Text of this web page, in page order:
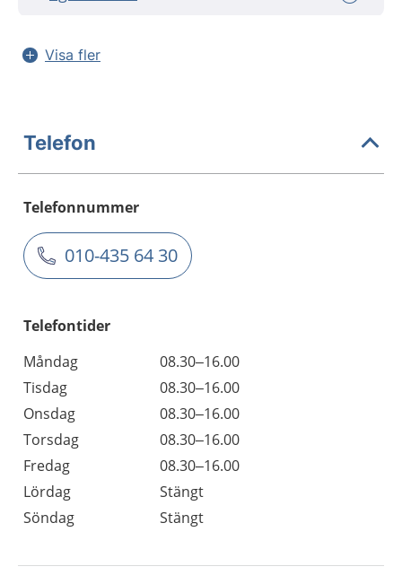
Visa fler
Telefon
Telefonnummer
010-435 64 30
Telefontider
Måndag
08.30–16.00
Tisdag
08.30–16.00
Onsdag
08.30–16.00
Torsdag
08.30–16.00
Fredag
08.30–16.00
Lördag
Stängt
Söndag
Stängt